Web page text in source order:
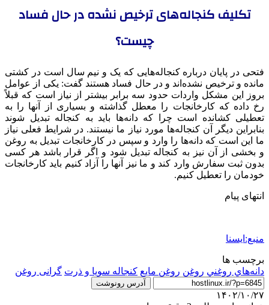
تکلیف کنجاله‌های ترخیص نشده در حال فساد
چیست؟
فتحی در پایان درباره کنجاله‌هایی که یک و نیم سال است در کشتی
مانده و ترخیص نشده‌اند و در حال فساد هستند گفت: یکی از عوامل
بروز این مشکل واردات حدود سه برابر بیشتر از نیاز است که قبلاً
رخ داده که کارخانجات را معطل گذاشته و بسیاری از آنها را به
تعطیلی کشانده است چرا که دانه‌ها باید به کنجاله تبدیل شوند
بنابراین دیگر آن کنجاله‌ها مورد نیاز ما نیستند. در شرایط فعلی نیاز
ما این است که دانه‌ها را وارد و سپس در کارخانجات تبدیل به روغن
و بخشی از آن نیز به کنجاله تبدیل شود و اگر قرار باشد هر کسی
بدون ثبت سفارش وارد کند و ما نیز آنها را آزاد کنیم باید کارخانجات
خودمان را تعطیل کنیم.
انتهای پیام
منبع:ایسنا
برچسب ها
دانه‌هاي روغني روغن روغن مایع کنجاله سویا و ذرت گرانی روغن
آدرس رونوشت
۱۴۰۲/۱۰/۲۷